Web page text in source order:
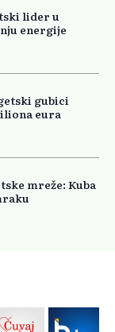
lider u
energije
gubici
eura
mreže: Kuba